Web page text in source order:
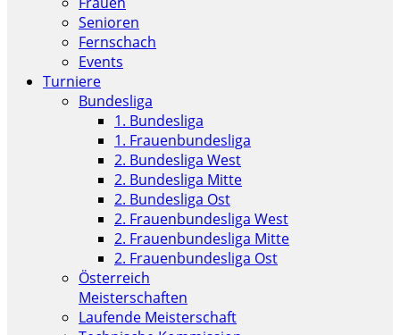
Senioren
Fernschach
Events
Turniere
Bundesliga
1. Bundesliga
1. Frauenbundesliga
2. Bundesliga West
2. Bundesliga Mitte
2. Bundesliga Ost
2. Frauenbundesliga West
2. Frauenbundesliga Mitte
2. Frauenbundesliga Ost
Österreich
Meisterschaften
Laufende Meisterschaft